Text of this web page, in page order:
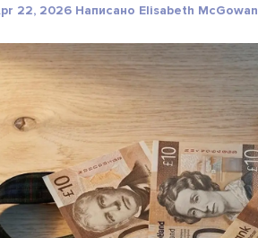
22, 2026 Написано Elisabeth McGowan